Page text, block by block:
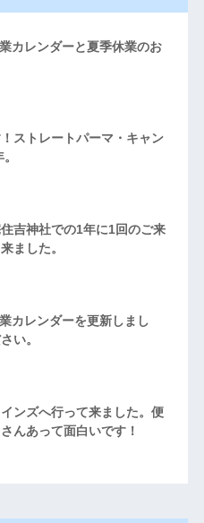
カレンダーと夏季休業のお
ストレートパーマ・キャン
吉神社での1年に1回のご来
ました。
カレンダーを更新しまし
い。
ンズへ行って来ました。便
んあって面白いです！